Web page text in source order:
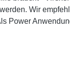
Wir
Power
Kinder von 5